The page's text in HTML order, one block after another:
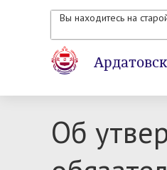
Вы находитесь на
Об